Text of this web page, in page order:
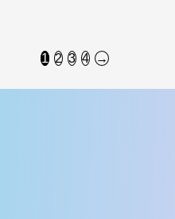
1 2 3 4 →